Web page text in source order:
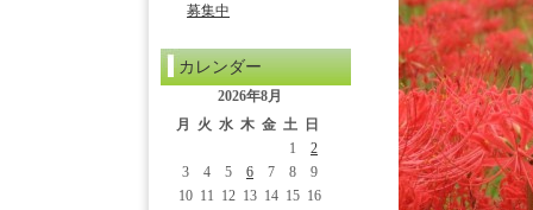
募集中
カレンダー
2026年8月
月
火 水 木 金 土
日
1
2
3
4 5 6 7 8
9
10 11 12 13 14 15 16